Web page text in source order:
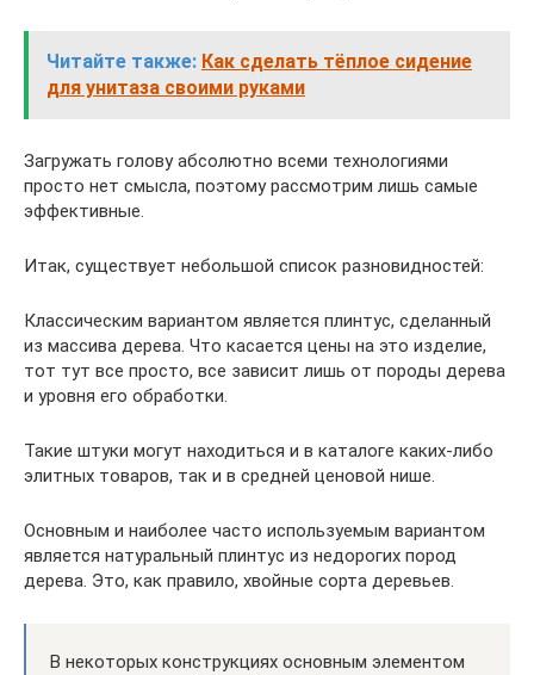
Читайте также: Как сделать тёплое сидение
для унитаза своими руками
Загружать голову абсолютно всеми технологиями
просто нет смысла, поэтому рассмотрим лишь самые
эффективные.
Итак, существует небольшой список разновидностей:
Классическим вариантом является плинтус, сделанный
из массива дерева. Что касается цены на это изделие,
тот тут все просто, все зависит лишь от породы дерева
и уровня его обработки.
Такие штуки могут находиться и в каталоге каких-либо
элитных товаров, так и в средней ценовой нише.
Основным и наиболее часто используемым вариантом
является натуральный плинтус из недорогих пород
дерева. Это, как правило, хвойные сорта деревьев.
В некоторых конструкциях основным элементом